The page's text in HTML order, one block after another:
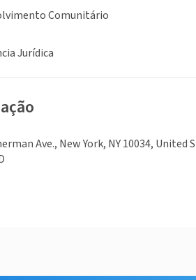
Comunitário
Jurídica
Ave., New York, NY 10034, United